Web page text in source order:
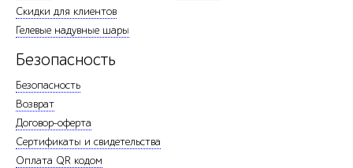
Скидки для клиентов
Гелевые надувные шары
Безопасность
Безопасность
Возврат
Договор-оферта
Сертификаты и свидетельства
Оплата QR кодом